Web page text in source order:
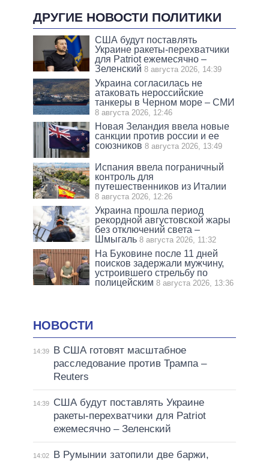
ДРУГИЕ НОВОСТИ ПОЛИТИКИ
США будут поставлять
Украине ракеты-перехватчики
для Patriot ежемесячно –
Зеленский 8 августа 2026, 14:39
Украина согласилась не
атаковать нероссийские
танкеры в Черном море – СМИ
8 августа 2026, 12:46
Новая Зеландия ввела новые
санкции против россии и ее
союзников 8 августа 2026, 13:49
Испания ввела пограничный
контроль для
путешественников из Италии
8 августа 2026, 12:26
Украина прошла период
рекордной августовской жары
без отключений света –
Шмыгаль 8 августа 2026, 11:32
На Буковине после 11 дней
поисков задержали мужчину,
устроившего стрельбу по
полицейским 8 августа 2026, 13:36
НОВОСТИ
14:39
В США готовят масштабное
расследование против Трампа –
Reuters
14:39
США будут поставлять Украине
ракеты-перехватчики для Patriot
ежемесячно – Зеленский
14:02
В Румынии затопили две баржи,